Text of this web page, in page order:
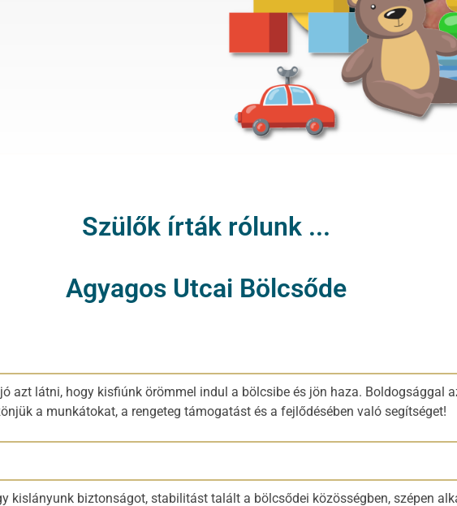
Szülők írták rólunk ...
Agyagos Utcai Bölcsőde
azt látni, hogy kisfiúnk örömmel indul a bölcsibe és jön haza. Boldogsággal
a munkátokat, a rengeteg támogatást és a fejlődésében való segítséget!
kislányunk biztonságot, stabilitást talált a bölcsődei közösségben, szépen